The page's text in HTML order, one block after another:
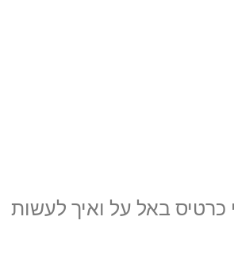
כרטיס באל על ואיך לעשות